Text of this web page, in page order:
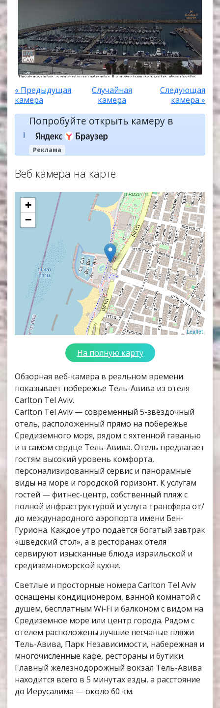
« Предыдущая
камера
Случайная
камера
Следующая
камера »
ℹ️
Попробуйте открыть камеру в
Реклама
Веб камера на карте
+
−
Leaflet
На полную карту
Обзорная веб-камера в реальном времени
показывает побережье Тель-Авива из отеля
Carlton Tel Aviv.
Carlton Tel Aviv — современный 5-звёздочный
отель, расположенный прямо на побережье
Средиземного моря, рядом с яхтенной гаванью
и в самом сердце Тель-Авива. Отель предлагает
гостям высокий уровень комфорта,
персонализированный сервис и панорамные
виды на море и городской горизонт. К услугам
гостей — фитнес-центр, собственный пляж с
полной инфраструктурой и услуга трансфера от/
до международного аэропорта имени Бен-
Гуриона. Каждое утро подаётся богатый завтрак
«шведский стол», а в ресторанах отеля
сервируют изысканные блюда израильской и
средиземноморской кухни.
Светлые и просторные номера Carlton Tel Aviv
оснащены кондиционером, ванной комнатой с
душем, бесплатным Wi-Fi и балконом с видом на
Средиземное море или центр города. Рядом с
отелем расположены лучшие песчаные пляжи
Тель-Авива, Парк Независимости, набережная и
многочисленные кафе, рестораны и бутики.
Главный железнодорожный вокзал Тель-Авива
находится всего в 5 минутах езды, а расстояние
до Иерусалима — около 60 км.